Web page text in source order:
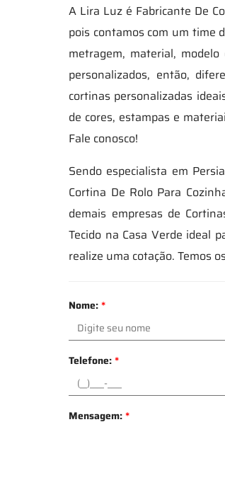
A Lira Luz é Fabricante De
pois contamos com um time
metragem, material,
personalizados, então,
cortinas personalizadas
de cores, estampas e
Fale conosco!
Sendo especialista em
Cortina De Rolo Para
demais empresas de
Tecido na Casa Verde ideal
realize uma cotação. Temos
Nome:*
Telefone:*
Mensagem:*